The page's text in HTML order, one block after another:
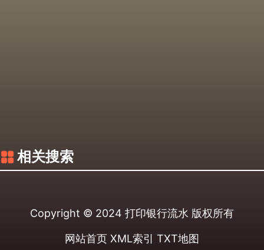
相关搜索
Copyright © 2024 打印银行流水 版权所有
网站首页 XML索引 TXT地图